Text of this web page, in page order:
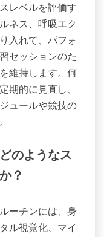
レベルを評価す
ネス、呼吸エク
入れて、パフォ
セッションのた
維持します。何
期的に見直し、
ュールや競技の
のようなス
？
ーチンには、身
ル視覚化、マイ